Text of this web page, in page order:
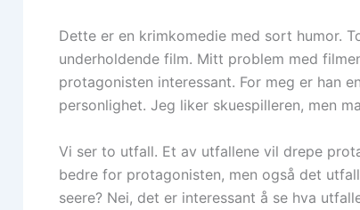
Dette er en krimkomedie med sort humor.
underholdende film. Mitt problem med
protagonisten interessant. For meg er han
personlighet. Jeg liker skuespilleren, men
Vi ser to utfall. Et av utfallene vil drepe
bedre for protagonisten, men også det
seere? Nei, det er interessant å se hva